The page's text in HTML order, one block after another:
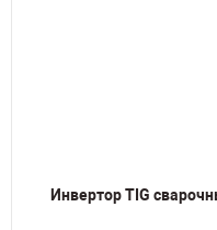
Инвертор TIG